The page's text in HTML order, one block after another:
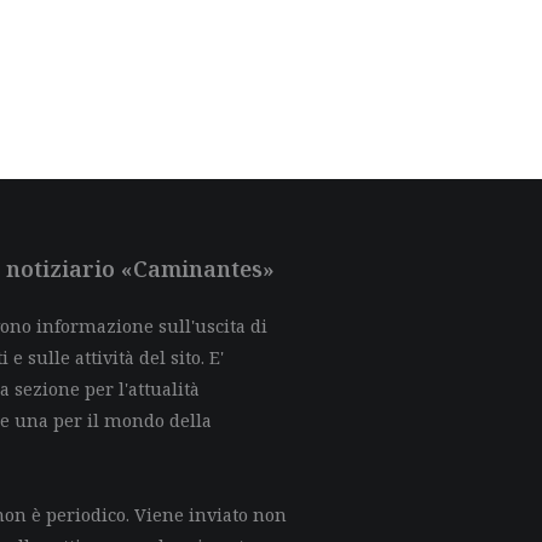
«Caminantes»
informazione sull'uscita di
e sulle attività del sito. E'
sezione per l'attualità
una per il mondo della
è periodico. Viene inviato non